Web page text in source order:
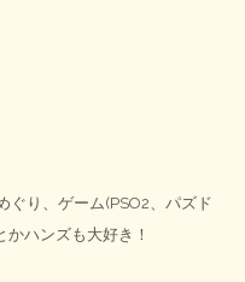
ぐり、ゲーム(PSO2、パズド
かハンズも大好き！